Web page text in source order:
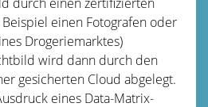
einen Fotografen oder
Drogeriemarktes)
wird dann durch den
gesicherten Cloud abgelegt.
eines Data-Matrix-